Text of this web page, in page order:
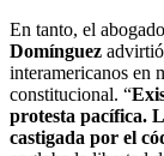
En tanto, el
Domínguez advirtió
interamericanos en
constitucional. “
protesta pacífica.
castigada por el